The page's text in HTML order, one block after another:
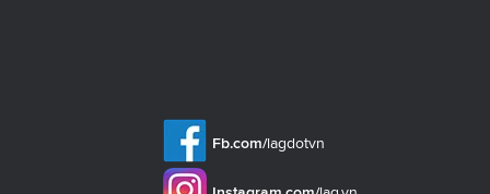
Fb.com/lagdotvn